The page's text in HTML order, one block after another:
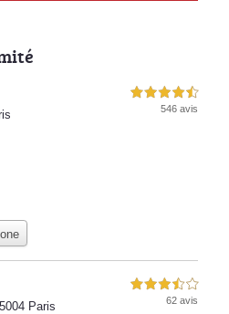
4,5 étoiles sur 5
546 avis
Paris
3,5 étoiles sur 5
62 avis